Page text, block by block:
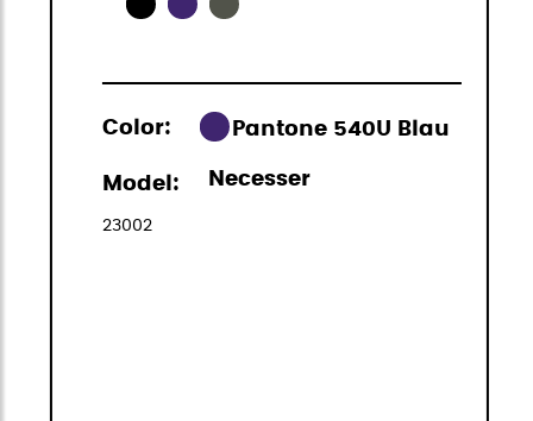
Color: Pantone 540U Blau
Model: Necesser
23002